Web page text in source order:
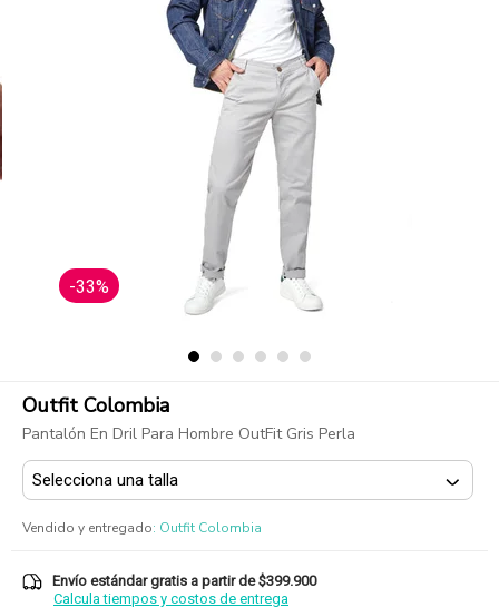
-33%
Outfit Colombia
Pantalón En Dril Para Hombre OutFit Gris Perla
Vendido y entregado: Outfit Colombia
Envío estándar gratis a partir de $399.900
Calcula tiempos y costos de entrega